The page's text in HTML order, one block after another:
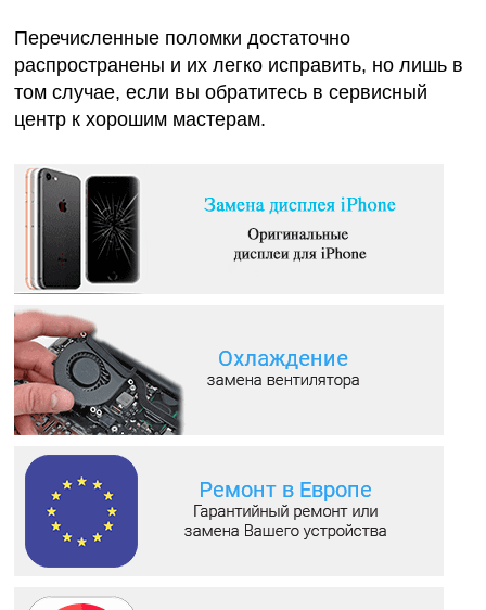
Перечисленные поломки достаточно
распространены и их легко исправить, но лишь в
том случае, если вы обратитесь в сервисный
центр к хорошим мастерам.